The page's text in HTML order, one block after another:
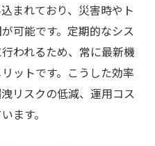
まれており、災害時やト
可能です。定期的なシス
われるため、常に最新機
ットです。こうした効率
リスクの低減、運用コス
ます。